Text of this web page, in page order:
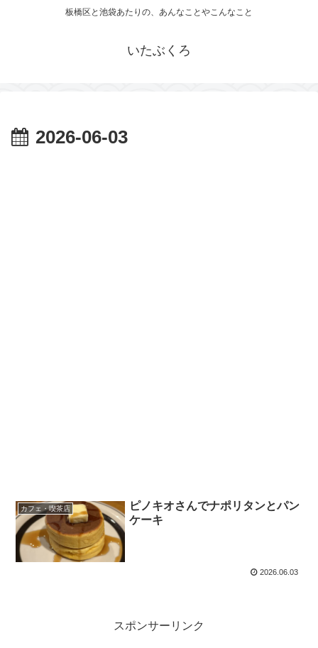
板橋区と池袋あたりの、あんなことやこんなこと
いたぶくろ
2026-06-03
カフェ・喫茶店
ピノキオさんでナポリタンとパン
ケーキ
2026.06.03
スポンサーリンク